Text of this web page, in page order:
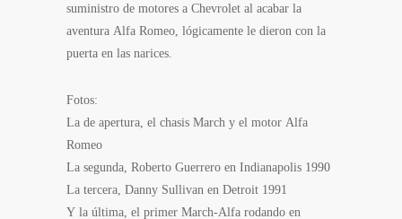
suministro de motores a Chevrolet al acabar la
aventura Alfa Romeo, lógicamente le dieron con la
puerta en las narices.
Fotos:
La de apertura, el chasis March y el motor Alfa
Romeo
La segunda, Roberto Guerrero en Indianapolis 1990
La tercera, Danny Sullivan en Detroit 1991
Y la última, el primer March-Alfa rodando en